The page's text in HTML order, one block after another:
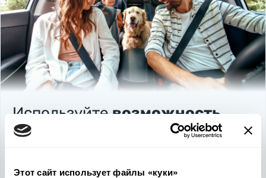
Этот сайт использует файлы «куки»
Используйте возможность
быть в выигрыше
откроет перед вами дополнительные перспективы. Кроме